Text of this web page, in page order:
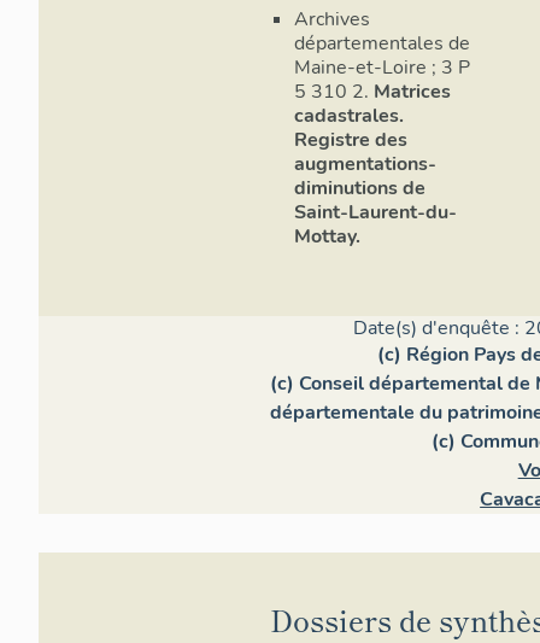
Archives
départementales de
Maine-et-Loire ; 3 P
5 310 2. Matrices
cadastrales.
Registre des
augmentations-
diminutions de
Saint-Laurent-du-
Mottay.
Date(s) d'enquête :
(c) Région Pays
(c) Conseil départemental
départementale du
(c)
Dossiers de